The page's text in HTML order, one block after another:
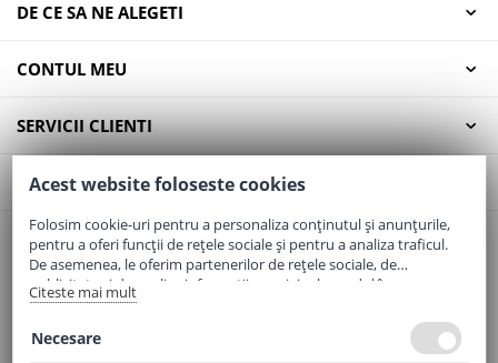
DE CE SA NE ALEGETI
CONTUL MEU
SERVICII CLIENTI
CONTACT
Email:office@elaptepraf.ro
Telefon:0745-964-449
Adresa:Sos. Borsului, Nr. 20, Oradea, Jud. Bihor
Acest website foloseste cookies
Folosim cookie-uri pentru a personaliza conținutul și anunțurile,
pentru a oferi funcții de rețele sociale și pentru a analiza traficul.
De asemenea, le oferim partenerilor de rețele sociale, de
publicitate și de analize informații cu privire la modul în care
folosiți site-ul nostru. Aceștia le pot combina cu alte informații
Citeste mai mult
Necesare